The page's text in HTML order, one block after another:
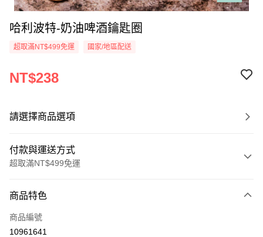
哈利波特-奶油啤酒鑰匙圈
超取滿NT$499免運 國家/地區配送
NT$238
請選擇商品選項
付款與運送方式
超取滿NT$499免運
信用卡一次付款
超商取貨付款
商品特色
商品編號
10961641